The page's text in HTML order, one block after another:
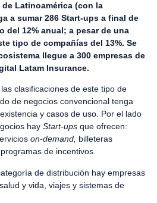
Latinoamérica (con la
a sumar 286 Start-ups a final de
del 12% anual; a pesar de una
tipo de compañías del 13%. Se
llegue a 300 empresas de
Latam Insurance.
clasificaciones de este tipo de
de negocios convencional tenga
y casos de uso. Por el lado
hay Start-ups que ofrecen:
on-demand, billeteras
de incentivos.
de distribución hay empresas
, salud y vida, viajes y sistemas de